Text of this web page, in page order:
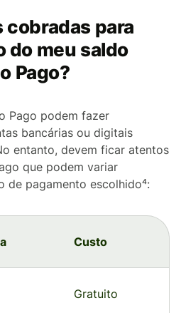
cobradas para
do meu saldo
Pago?
Pago podem fazer
bancárias ou digitais
entanto, devem ficar atentos
que podem variar
de pagamento escolhido⁴:
Custo
Gratuito